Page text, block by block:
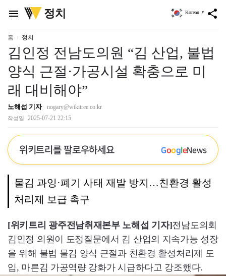
menu
위
키
정치 share
Korean ▼
홈 정치
김인정 전남도의원 “김 산업, 불법
양식 근절·가공시설 확충으로 미
래 대비해야”
노해섭 기자 nogary@wikitree.co.kr
작성일 2025-07-21 22:15
위키트리를 팔로우하세요 GoogleNews
물김 과잉·폐기 사태 재발 방지…친환경 활성
처리제 보급 촉구
[위키트리 광주전남취재본부 노해섭 기자]전남도의회
김인정 의원이 도정질문에서 김 산업의 지속가능 성장
을 위해 불법 물김 양식 근절과 친환경 활성처리제 도
입, 마른김 가공역량 강화가 시급하다고 강조했다.